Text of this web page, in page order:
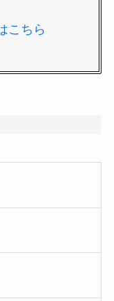
こちら